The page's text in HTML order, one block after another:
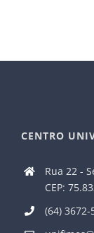
CENTRO
Rua 22 -
CEP:
(64) 3672-